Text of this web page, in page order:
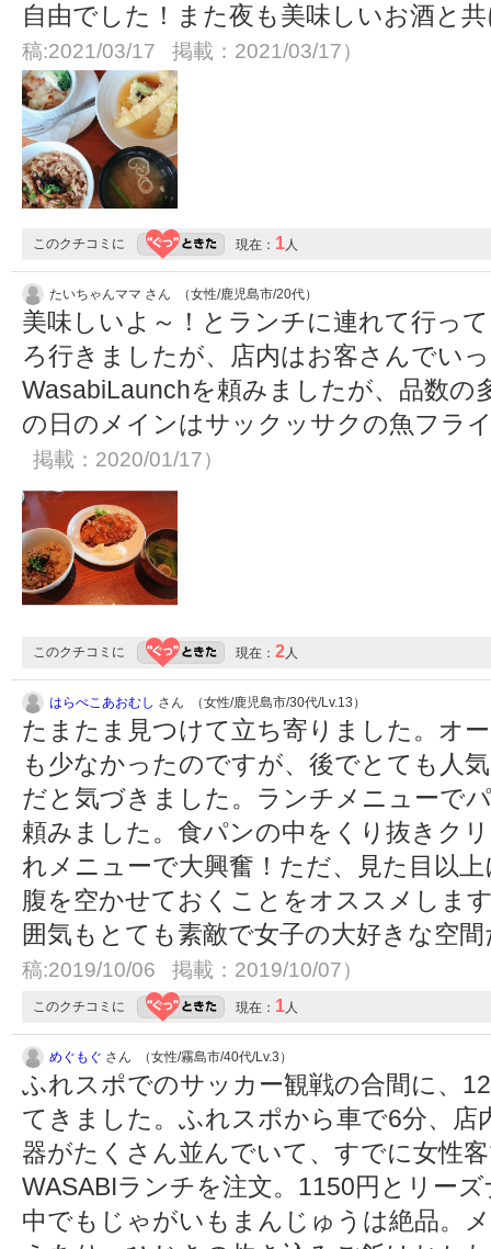
自由でした！また夜も美味しいお酒と
稿:2021/03/17 掲載：2021/03/17）
このクチコミに 現在： 1人
たいちゃんママ さん （女性/鹿児島市/20代）
美味しいよ～！とランチに連れて行っ
ろ行きましたが、店内はお客さんでい
WasabiLaunchを頼みましたが、品数
の日のメインはサックッサクの魚フラ
掲載：2020/01/17）
このクチコミに 現在： 2人
はらぺこあおむし さん （女性/鹿児島市/30代/Lv.13）
たまたま見つけて立ち寄りました。オ
も少なかったのですが、後でとても人
だと気づきました。ランチメニューで
頼みました。食パンの中をくり抜きク
れメニューで大興奮！ただ、見た目以
腹を空かせておくことをオススメしま
囲気もとても素敵で女子の大好きな空
稿:2019/10/06 掲載：2019/10/07）
このクチコミに 現在： 1人
めぐもぐ さん （女性/霧島市/40代/Lv.3）
ふれスポでのサッカー観戦の合間に、
てきました。ふれスポから車で6分、店
器がたくさん並んでいて、すでに女性
WASABIランチを注文。1150円とリー
中でもじゃがいもまんじゅうは絶品。